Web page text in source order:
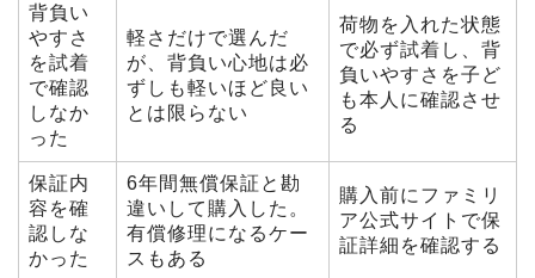
背負い
やすさ
を試着
で確認
しなか
った
軽さだけで選んだ
が、背負い心地は必
ずしも軽いほど良い
とは限らない
荷物を入れた状態
で必ず試着し、背
負いやすさを子ど
も本人に確認させ
る
保証内
容を確
認しな
かった
6年間無償保証と勘
違いして購入した。
有償修理になるケー
スもある
購入前にファミリ
ア公式サイトで保
証詳細を確認する